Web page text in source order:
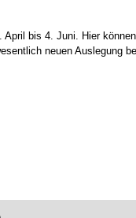
bis 4. Juni. Hier
neuen Auslegung